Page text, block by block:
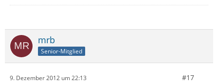
mrb
Senior-Mitglied
9. Dezember 2012 um 22:13 #17